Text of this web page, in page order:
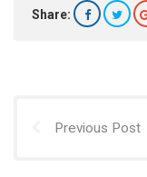
Share:
Previous Post